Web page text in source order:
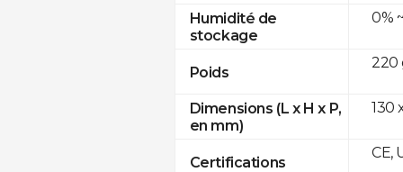
Humidité de
stockage
Poids
Dimensions (L x H x P,
en mm)
Certifications
0%
220
130
CE,